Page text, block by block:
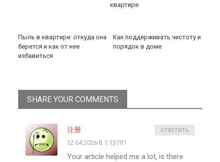
квартире
Пыль в квартире: откуда она
берется и как от нее
избавиться
Как поддерживать чистоту и
порядок в доме
SHARE YOUR COMMENTS
注册
12.04.2026 В 1:13 ПП
Your article helped me a lot, is there
ОТВЕТИТЬ